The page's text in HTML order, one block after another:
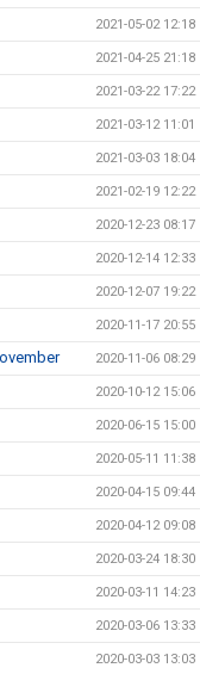
2021-05-02 12:18
2021-04-25 21:18
2021-03-22 17:22
2021-03-12 11:01
2021-03-03 18:04
2021-02-19 12:22
2020-12-23 08:17
2020-12-14 12:33
2020-12-07 19:22
2020-11-17 20:55
2020-11-06 08:29
2020-10-12 15:06
2020-06-15 15:00
2020-05-11 11:38
2020-04-15 09:44
2020-04-12 09:08
2020-03-24 18:30
2020-03-11 14:23
2020-03-06 13:33
2020-03-03 13:03